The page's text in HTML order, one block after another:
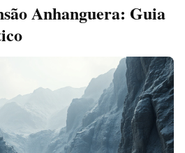
Anhanguera: Guia